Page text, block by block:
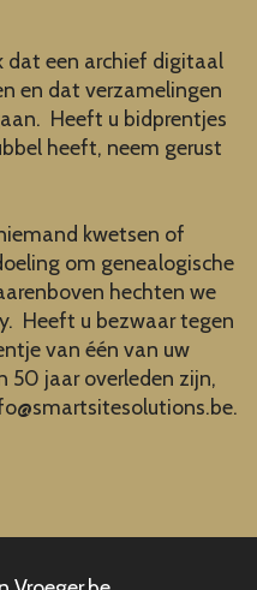
dat een archief digitaal
en dat verzamelingen
Heeft u bidprentjes
heeft, neem gerust
kwetsen of
om genealogische
hechten we
Heeft u bezwaar tegen
van één van uw
50 jaar overleden zijn,
.